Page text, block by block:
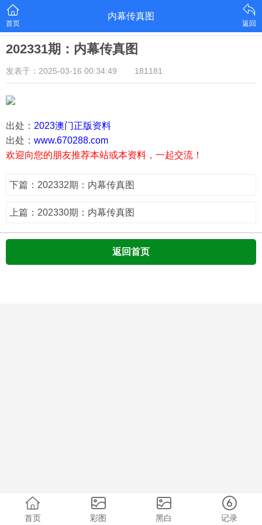
首页
内幕传真图
返回
202331期：内幕传真图
发表于：2025-03-16 00:34:49 181181
出处： 2023澳门正版资料
出处： www.670288.com
欢迎向您的朋友推荐本站或本资料，一起交流！
下篇：202332期：内幕传真图
上篇：202330期：内幕传真图
返回首页
首页 彩图 黑白 记录